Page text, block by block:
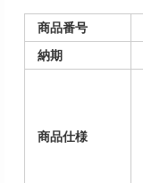
商品番号
納期
商品仕様